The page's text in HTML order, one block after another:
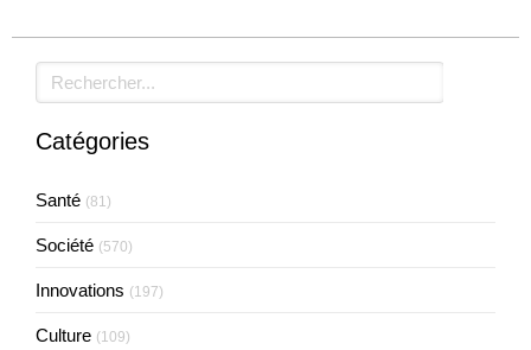
Rechercher
Catégories
Santé (81)
Société (570)
Innovations (197)
Culture (109)